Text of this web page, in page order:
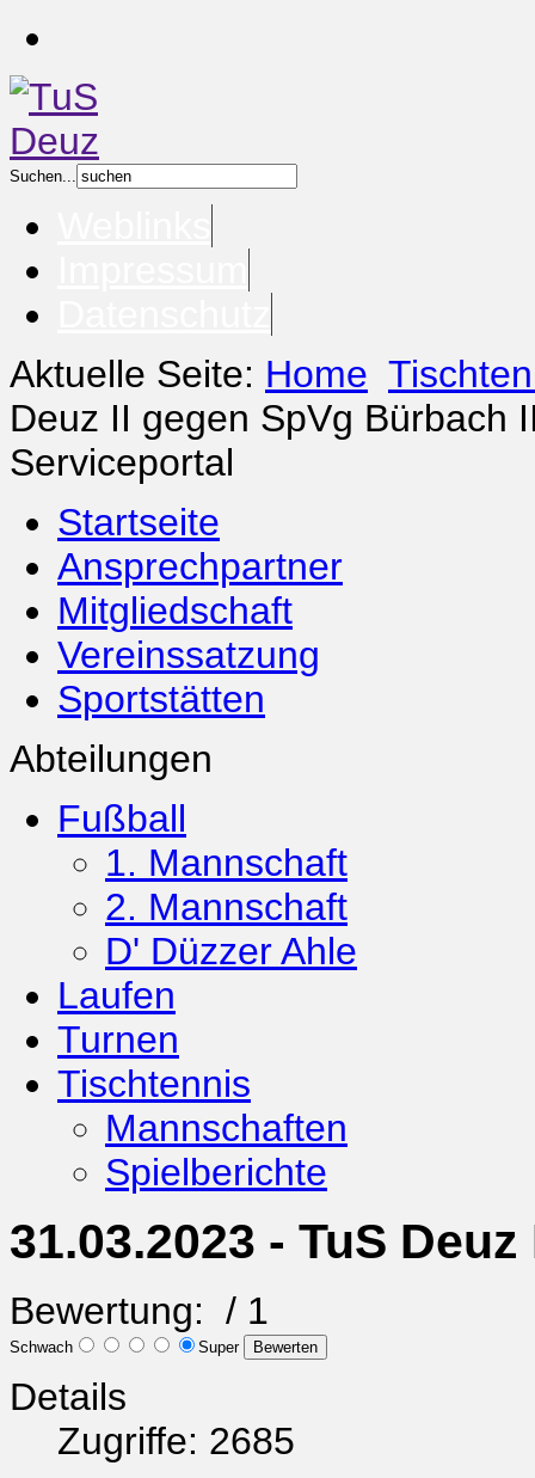
Suchen...
Aktuelle Seite: Home
Deuz II gegen SpVg Bürbach
Serviceportal
Startseite
Ansprechpartner
Mitgliedschaft
Vereinssatzung
Sportstätten
Abteilungen
Fußball
1. Mannschaft
2. Mannschaft
D' Düzzer Ahle
Laufen
Turnen
Tischtennis
Mannschaften
Spielberichte
31.03.2023 - TuS
Bewertung: / 1
Schwach Super
Details
Zugriffe: 2685